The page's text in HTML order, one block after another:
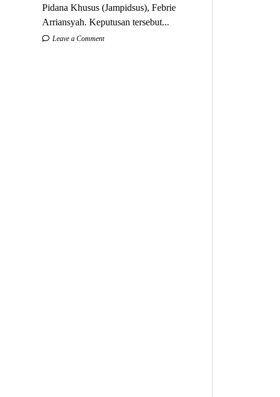
Pidana Khusus (Jampidsus), Febrie
Arriansyah. Keputusan tersebut...
Leave a Comment